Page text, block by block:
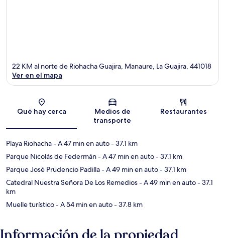
Sección del mapa
22 KM al norte de Riohacha Guajira, Manaure, La Guajira, 441018
Ver en el mapa
Qué hay cerca
Medios de
transporte
Restaurantes
Playa Riohacha- A 47 min en auto- 37.1 km
Parque Nicolás de Federmán- A 47 min en auto- 37.1 km
Parque José Prudencio Padilla- A 49 min en auto- 37.1 km
Catedral Nuestra Señora De Los Remedios- A 49 min en auto- 37.1
km
Muelle turístico- A 54 min en auto- 37.8 km